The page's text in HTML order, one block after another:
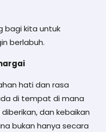
bagi kita untuk
berlabuh.
hati dan rasa
di tempat di mana
dan kebaikan
bukan hanya secara